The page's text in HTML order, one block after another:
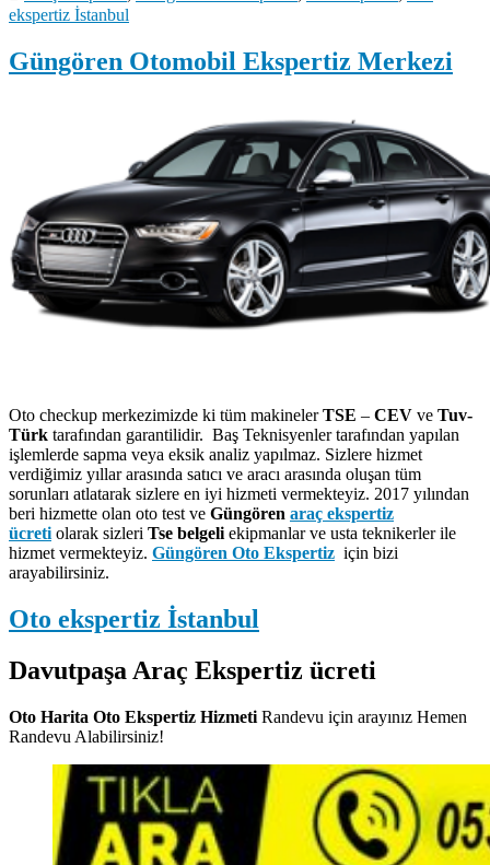
ekspertiz İstanbul
Güngören Otomobil Ekspertiz Merkezi
Oto checkup merkezimizde ki tüm makinelerTSE – CEV ve Tuv-
Türk tarafından garantilidir. Baş Teknisyenler tarafından yapılan
işlemlerde sapma veya eksik analiz yapılmaz. Sizlere hizmet
verdiğimiz yıllar arasında satıcı ve aracı arasında oluşan tüm
sorunları atlatarak sizlere en iyi hizmeti vermekteyiz. 2017 yılından
beri hizmette olan oto test ve Güngören araç ekspertiz
ücreti olarak sizleri Tse belgeli ekipmanlar ve usta teknikerler ile
hizmet vermekteyiz. Güngören Oto Ekspertiz için bizi
arayabilirsiniz.
Oto ekspertiz İstanbul
Davutpaşa Araç Ekspertiz ücreti
Oto Harita Oto Ekspertiz Hizmeti Randevu için arayınız Hemen
Randevu Alabilirsiniz!